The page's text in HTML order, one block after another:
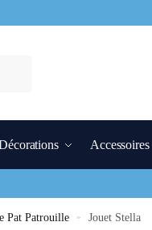
Accessoires
Pat Patrouille » Jouet Stella